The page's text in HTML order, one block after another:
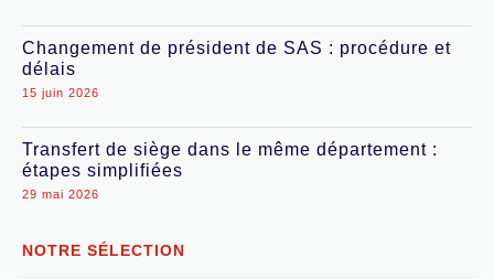
Changement de président de SAS : procédure et
délais
15 juin 2026
Transfert de siège dans le même département :
étapes simplifiées
29 mai 2026
NOTRE SÉLECTION